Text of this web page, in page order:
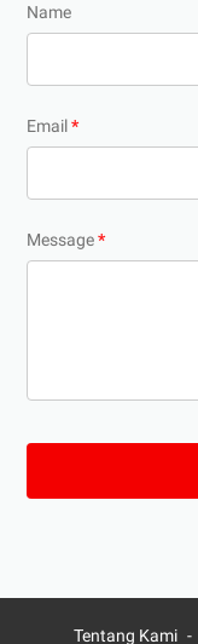
Name
Email *
Message*
Tentang Kami